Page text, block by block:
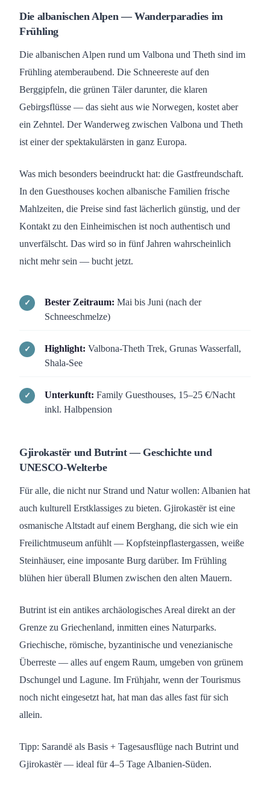
Die albanischen Alpen — Wanderparadies im
Frühling
Die albanischen Alpen rund um Valbona und Theth sind im
Frühling atemberaubend. Die Schneereste auf den
Berggipfeln, die grünen Täler darunter, die klaren
Gebirgsflüsse — das sieht aus wie Norwegen, kostet aber
ein Zehntel. Der Wanderweg zwischen Valbona und Theth
ist einer der spektakulärsten in ganz Europa.
Was mich besonders beeindruckt hat: die Gastfreundschaft.
In den Guesthouses kochen albanische Familien frische
Mahlzeiten, die Preise sind fast lächerlich günstig, und der
Kontakt zu den Einheimischen ist noch authentisch und
unverfälscht. Das wird so in fünf Jahren wahrscheinlich
nicht mehr sein — bucht jetzt.
Bester Zeitraum: Mai bis Juni (nach der
Schneeschmelze)
Highlight: Valbona-Theth Trek, Grunas Wasserfall,
Shala-See
Unterkunft: Family Guesthouses, 15–25 €/Nacht
inkl. Halbpension
Gjirokastër und Butrint — Geschichte und
UNESCO-Welterbe
Für alle, die nicht nur Strand und Natur wollen: Albanien hat
auch kulturell Erstklassiges zu bieten. Gjirokastër ist eine
osmanische Altstadt auf einem Berghang, die sich wie ein
Freilichtmuseum anfühlt — Kopfsteinpflastergassen, weiße
Steinhäuser, eine imposante Burg darüber. Im Frühling
blühen hier überall Blumen zwischen den alten Mauern.
Butrint ist ein antikes archäologisches Areal direkt an der
Grenze zu Griechenland, inmitten eines Naturparks.
Griechische, römische, byzantinische und venezianische
Überreste — alles auf engem Raum, umgeben von grünem
Dschungel und Lagune. Im Frühjahr, wenn der Tourismus
noch nicht eingesetzt hat, hat man das alles fast für sich
allein.
Tipp: Sarandë als Basis + Tagesausflüge nach Butrint und
Gjirokastër — ideal für 4–5 Tage Albanien-Süden.